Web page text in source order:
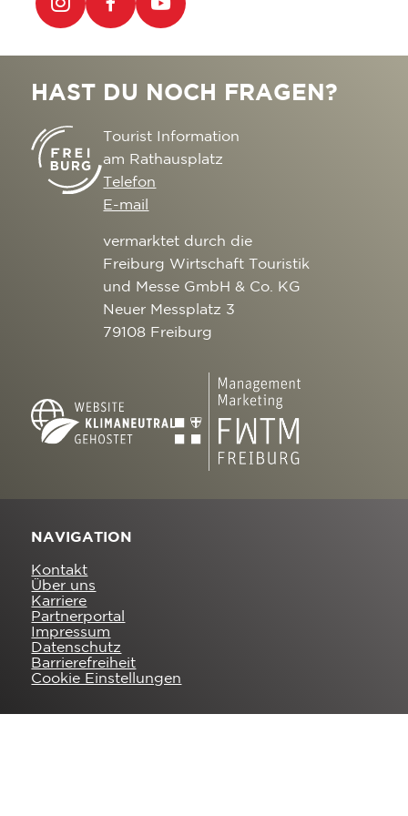
HAST DU NOCH FRAGEN?
Tourist Information
am Rathausplatz
Telefon
E-mail
vermarktet durch die
Freiburg Wirtschaft Touristik
und Messe GmbH & Co. KG
Neuer Messplatz 3
79108 Freiburg
NAVIGATION
Kontakt
Über uns
Karriere
Partnerportal
Impressum
Datenschutz
Barrierefreiheit
Cookie Einstellungen